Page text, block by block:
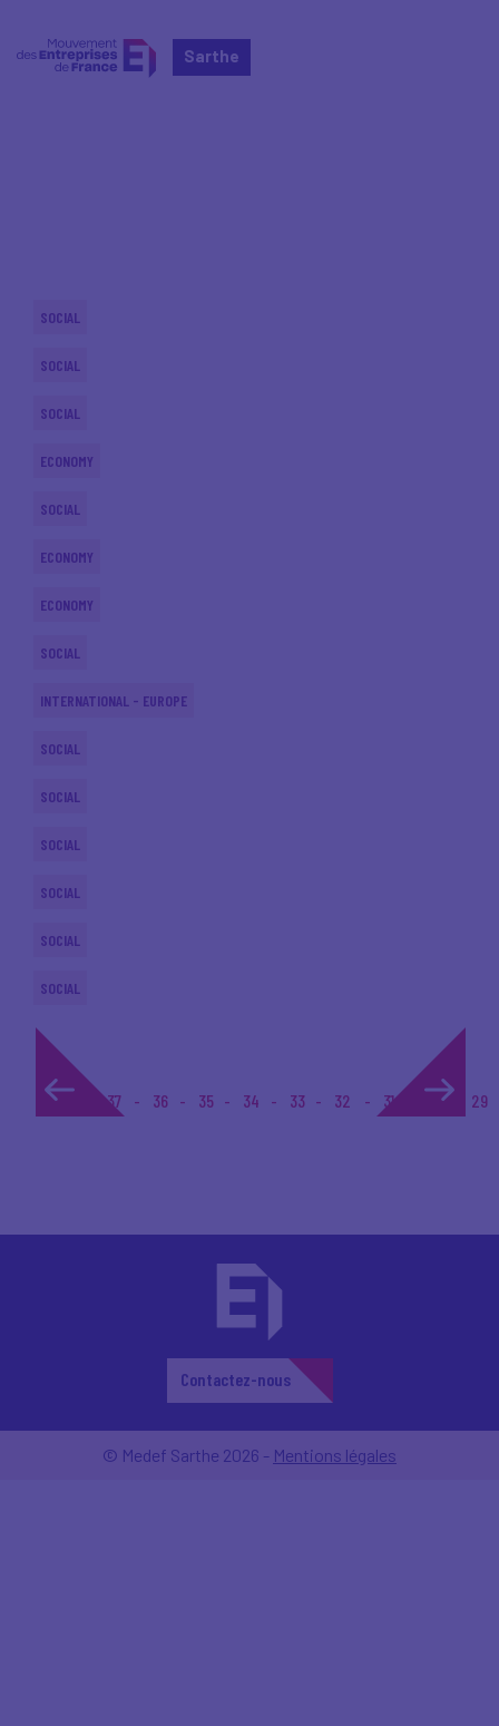
Sarthe
SOCIAL
SOCIAL
SOCIAL
ECONOMY
SOCIAL
ECONOMY
ECONOMY
SOCIAL
INTERNATIONAL - EUROPE
SOCIAL
SOCIAL
SOCIAL
SOCIAL
SOCIAL
SOCIAL
1... 37 36 35 34 33 32 31 30 29
Contactez-nous
© Medef Sarthe 2026 - Mentions légales